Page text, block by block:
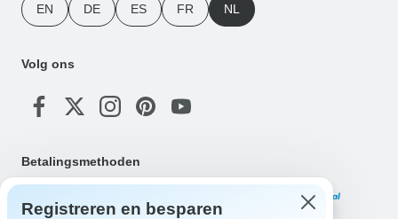
EN DE ES FR NL
Volg ons
Betalingsmethoden
Registreren en besparen